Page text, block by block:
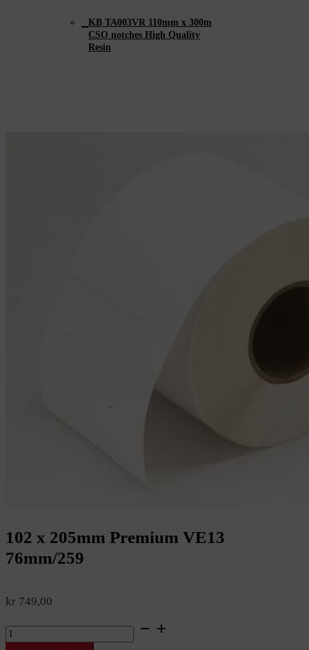
KB TA003VR 110mm x 300m
CSO notches High Quality
Resin
102 x 205mm Premium VE13
76mm/259
kr 749,00
102